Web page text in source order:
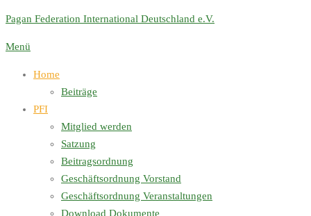
Zum
springen
Pagan Federation International Deutschland e.V.
Menü
Home
Beiträge
PFI
Mitglied werden
Satzung
Beitragsordnung
Geschäftsordnung Vorstand
Geschäftsordnung Veranstaltungen
Download Dokumente